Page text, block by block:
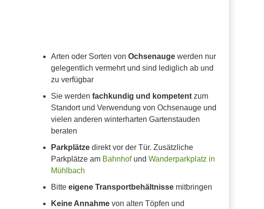
Arten oder Sorten vonOchsenauge werden nur
gelegentlich vermehrt und sind lediglich ab und
zu verfügbar
Sie werdenfachkundig und kompetent zum
Standort und Verwendung von Ochsenauge und
vielen anderen winterharten Gartenstauden
beraten
Parkplätze direkt vor der Tür. Zusätzliche
Parkplätze am BahnhofundWanderparkplatz in
Mühlbach
Bitteeigene Transportbehältnisse mitbringen
Keine Annahme von alten Töpfen und